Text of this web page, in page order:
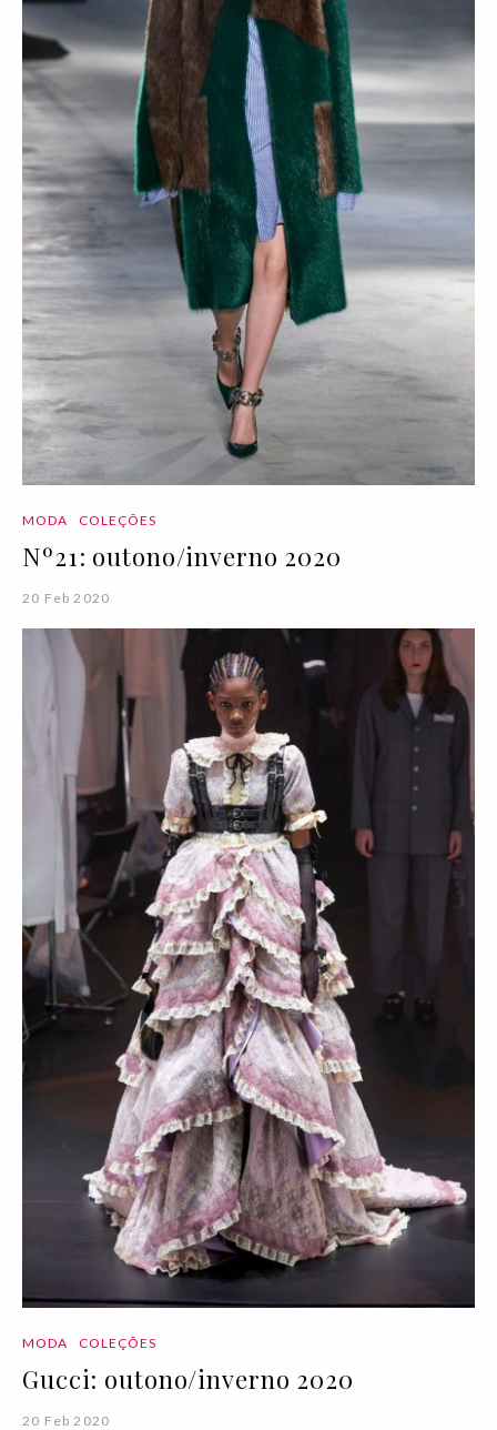
MODA COLEÇÕES
Nº21: outono/inverno 2020
20 Feb 2020
MODA COLEÇÕES
Gucci: outono/inverno 2020
20 Feb 2020